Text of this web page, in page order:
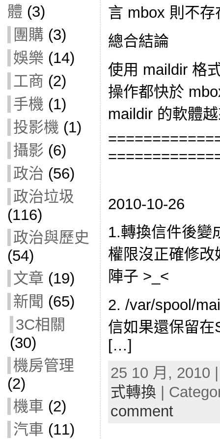
體 (3)
團購 (3)
娛樂 (14)
工商 (2)
手機 (1)
投影機 (1)
攝影 (6)
政治 (56)
政治垃圾
(116)
政治與歷史
(54)
文章 (19)
新聞 (65)
3C相關
(30)
機房管理
(2)
機車 (2)
汽車 (11)
言 mbox 則不
總合結論
使用 maildir 格
操作都快於
maildir 的軟體
2010-10-26
1.轉換信件後變
權限沒正確修
陣子 >_<
2. /var/spool/
信如果還保留
[…]
25 10 月, 2010
式轉換 |
comment